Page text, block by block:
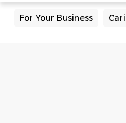
For Your Business